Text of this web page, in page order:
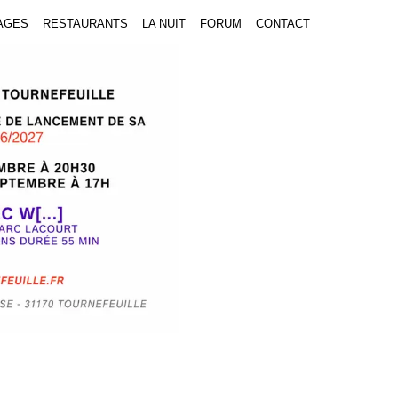
RESTAURANTS LA NUIT FORUM CONTACT